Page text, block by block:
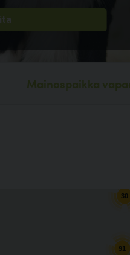
Mainospaikka
91
30